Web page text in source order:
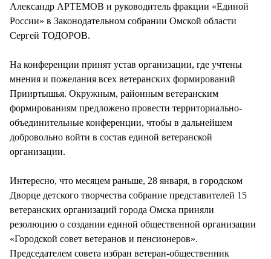
Александр АРТЕМОВ и руководитель фракции «Единой
России» в Законодательном собрании Омской области
Сергей ТОДОРОВ.
На конференции принят устав организации, где учтены
мнения и пожелания всех ветеранских формирований
Прииртышья. Окружным, районным ветеранским
формированиям предложено провести территориально-
объединительные конференции, чтобы в дальнейшем
добровольно войти в состав единой ветеранской
организации.
Интересно, что месяцем раньше, 28 января, в городском
Дворце детского творчества собрание представителей 15
ветеранских организаций города Омска приняли
резолюцию о создании единой общественной организации
«Городской совет ветеранов и пенсионеров».
Председателем совета избран ветеран-общественник